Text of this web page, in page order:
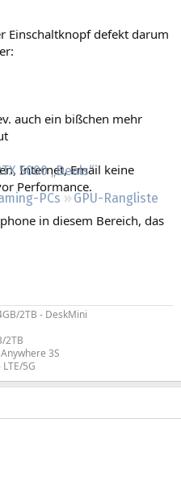
5000 „Deals“
PCs
GPU-Rangliste
Einschaltknopf defekt darum
auch ein bißchen mehr
Internet, Email keine
Performance.
in diesem Bereich, das
2TB - DeskMini
2TB
3S
5G